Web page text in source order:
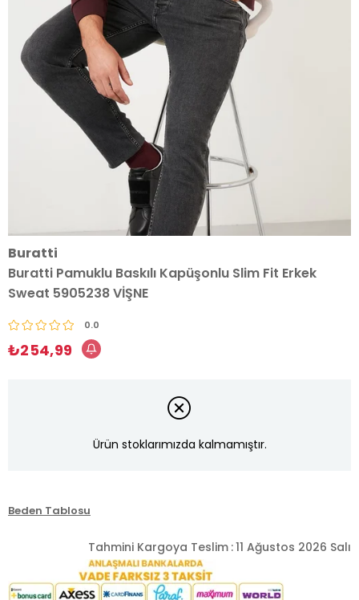
Buratti
Buratti Pamuklu Baskılı Kapüşonlu Slim Fit Erkek
Sweat 5905238 VİŞNE
0.0
₺254,99
Ürün stoklarımızda kalmamıştır.
Beden Tablosu
Tahmini Kargoya Teslim :11 Ağustos 2026 Salı